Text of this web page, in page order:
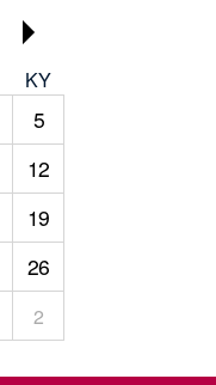
Πανσερραϊκός
Ατλέτικο
ΚΥ
5
12
19
26
2